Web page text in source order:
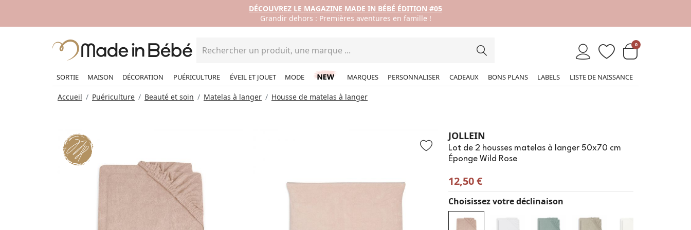
DÉCOUVREZ LE MAGAZINE MADE IN BÉBÉ ÉDITION #05
Grandir dehors : Premières aventures en famille !
0
SORTIE MAISON DÉCORATION PUÉRICULTURE ÉVEIL ET JOUET MODE MARQUES PERSONNALISER CADEAUX BONS PLANS LABELS LISTE DE NAISSANCE
Accueil Puériculture Beauté et soin Matelas à langer Housse de matelas à langer
JOLLEIN
Lot de 2 housses matelas à langer 50x70 cm
Éponge Wild Rose
12,50 €
Choisissez votre déclinaison